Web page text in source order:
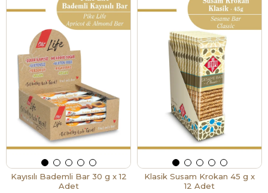
Kayısılı Bademli Bar 30 g x 12
Adet
Klasik Susam Krokan 45 g x
12 Adet